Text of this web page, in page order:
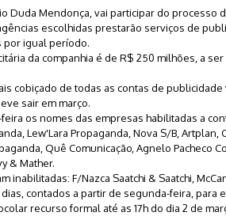
Duda Mendonça, vai participar do processo
escolhidas prestarão serviços de
por igual período.
da companhia é de R$ 250 milhões, a
cobiçado de todas as contas de
sair em março.
os nomes das empresas habilitadas a
Lew'Lara Propaganda, Nova S/B, Artplan,
Quê Comunicação, Agnelo Pacheco
& Mather.
inabilitadas: F/Nazca Saatchi & Saatchi,
contados a partir de segunda-feira, para
recurso formal até as 17h do dia 2 de